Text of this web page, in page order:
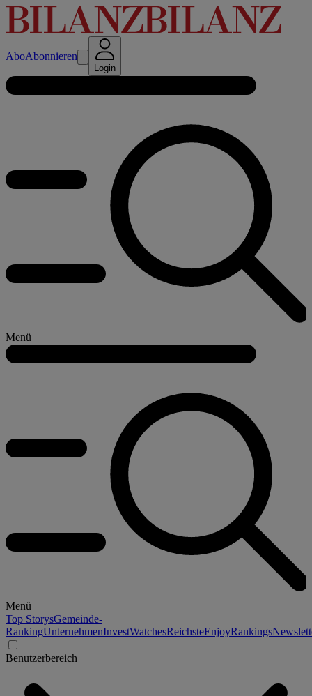
AboAbonnieren
Login
Menü
Menü
Top StorysGemeinde-
RankingUnternehmenInvestWatchesReichsteEnjoyRankings
Benutzerbereich